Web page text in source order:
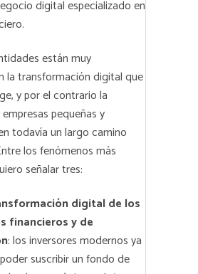
digital especializado en
están muy
la transformación digital que
y por el contrario la
pequeñas y
todavía un largo camino
los fenómenos más
señalar tres:
digital de los
financieros y de
: los inversores modernos ya
suscribir un fondo de